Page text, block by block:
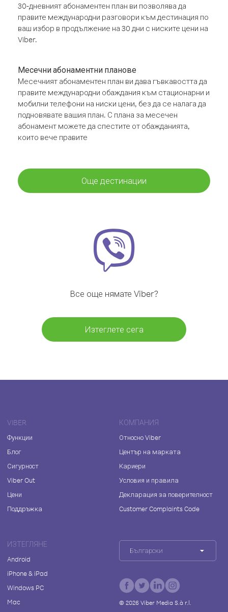
30-дневният абонаментен план ви позволява да
правите международни разговори към дестинация по
ваш избор в продължение на 30 дни с ниските цени на
Viber.
Месечни абонаментни планове
Месечният абонаментен план ви дава гъвкавостта да
правите международни обаждания към стационарни и
мобилни телефони на ниски цени, без да се налага да
подновявате вашия план. С плана за месечен
абонамент можете да спестите от обажданията,
които вече правите
Още дестинации
Все още нямате Viber?
Изтеглете сега
VIBER
Функции
Блог
Сигурност
Viber Out
Цени
Поддръжка
КОМПАНИЯ
Относно Viber
Център на марката
Кариери
Условия и правила
Декларация за поверителност
Customer Complaints Code
ИЗТЕГЛЯНЕ
Android
iPhone & iPad
Windows PC
Mac
Български
© 2026Viber Media S.à r.l.